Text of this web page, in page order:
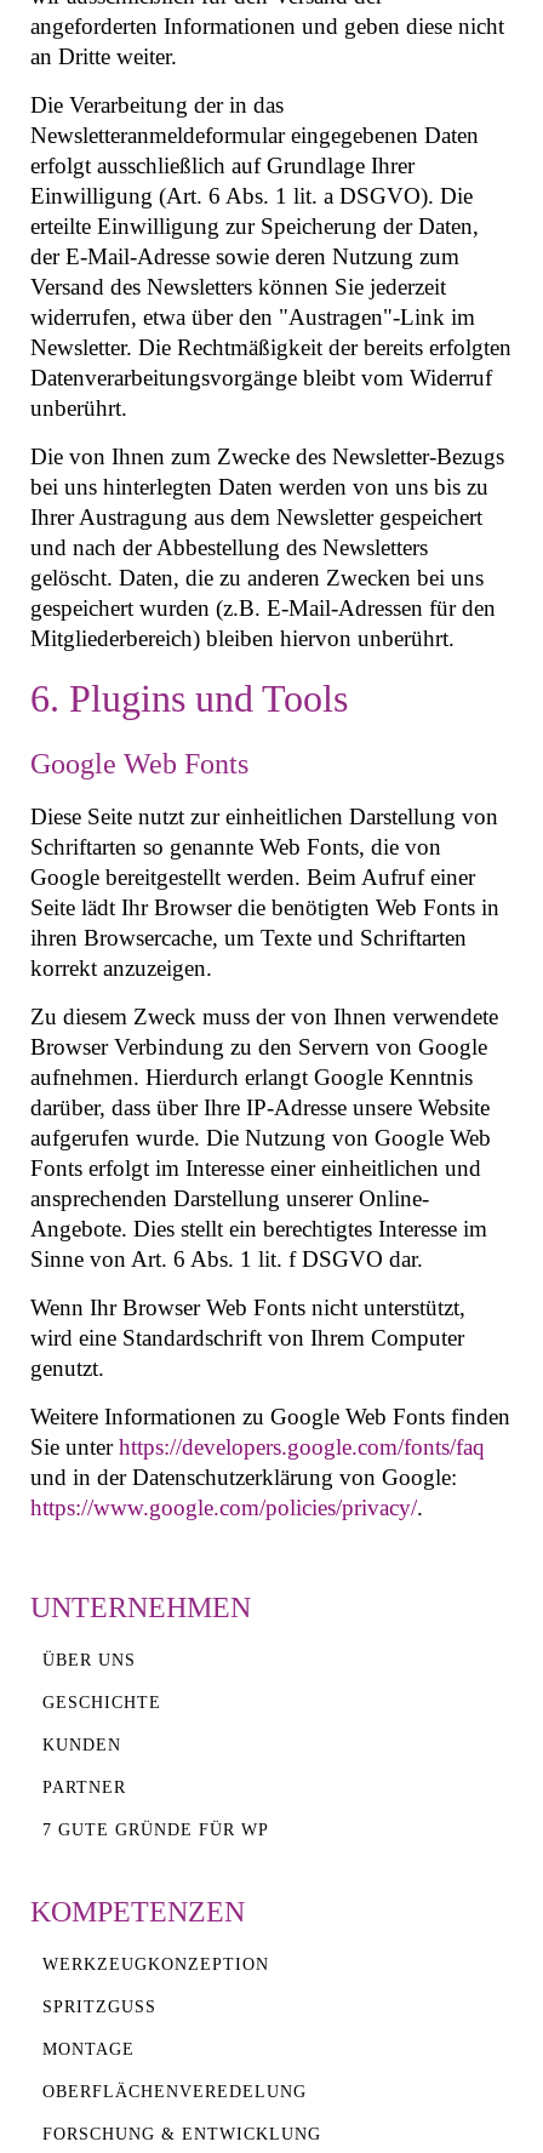
angeforderten Informationen und geben diese nicht
an Dritte weiter.
Die Verarbeitung der in das
Newsletteranmeldeformular eingegebenen Daten
erfolgt ausschließlich auf Grundlage Ihrer
Einwilligung (Art. 6 Abs. 1 lit. a DSGVO). Die
erteilte Einwilligung zur Speicherung der Daten,
der E-Mail-Adresse sowie deren Nutzung zum
Versand des Newsletters können Sie jederzeit
widerrufen, etwa über den "Austragen"-Link im
Newsletter. Die Rechtmäßigkeit der bereits erfolgten
Datenverarbeitungsvorgänge bleibt vom Widerruf
unberührt.
Die von Ihnen zum Zwecke des Newsletter-Bezugs
bei uns hinterlegten Daten werden von uns bis zu
Ihrer Austragung aus dem Newsletter gespeichert
und nach der Abbestellung des Newsletters
gelöscht. Daten, die zu anderen Zwecken bei uns
gespeichert wurden (z.B. E-Mail-Adressen für den
Mitgliederbereich) bleiben hiervon unberührt.
6. Plugins und Tools
Google Web Fonts
Diese Seite nutzt zur einheitlichen Darstellung von
Schriftarten so genannte Web Fonts, die von
Google bereitgestellt werden. Beim Aufruf einer
Seite lädt Ihr Browser die benötigten Web Fonts in
ihren Browsercache, um Texte und Schriftarten
korrekt anzuzeigen.
Zu diesem Zweck muss der von Ihnen verwendete
Browser Verbindung zu den Servern von Google
aufnehmen. Hierdurch erlangt Google Kenntnis
darüber, dass über Ihre IP-Adresse unsere Website
aufgerufen wurde. Die Nutzung von Google Web
Fonts erfolgt im Interesse einer einheitlichen und
ansprechenden Darstellung unserer Online-
Angebote. Dies stellt ein berechtigtes Interesse im
Sinne von Art. 6 Abs. 1 lit. f DSGVO dar.
Wenn Ihr Browser Web Fonts nicht unterstützt,
wird eine Standardschrift von Ihrem Computer
genutzt.
Weitere Informationen zu Google Web Fonts finden
Sie unterhttps://developers.google.com/fonts/faq
und in der Datenschutzerklärung von Google:
https://www.google.com/policies/privacy/.
UNTERNEHMEN
ÜBER UNS
GESCHICHTE
KUNDEN
PARTNER
7 GUTE GRÜNDE FÜR WP
KOMPETENZEN
WERKZEUGKONZEPTION
SPRITZGUSS
MONTAGE
OBERFLÄCHENVEREDELUNG
FORSCHUNG & ENTWICKLUNG